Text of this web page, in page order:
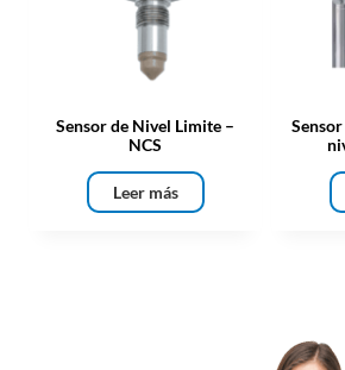
Sensor de Nivel Limite –
NCS
Leer más